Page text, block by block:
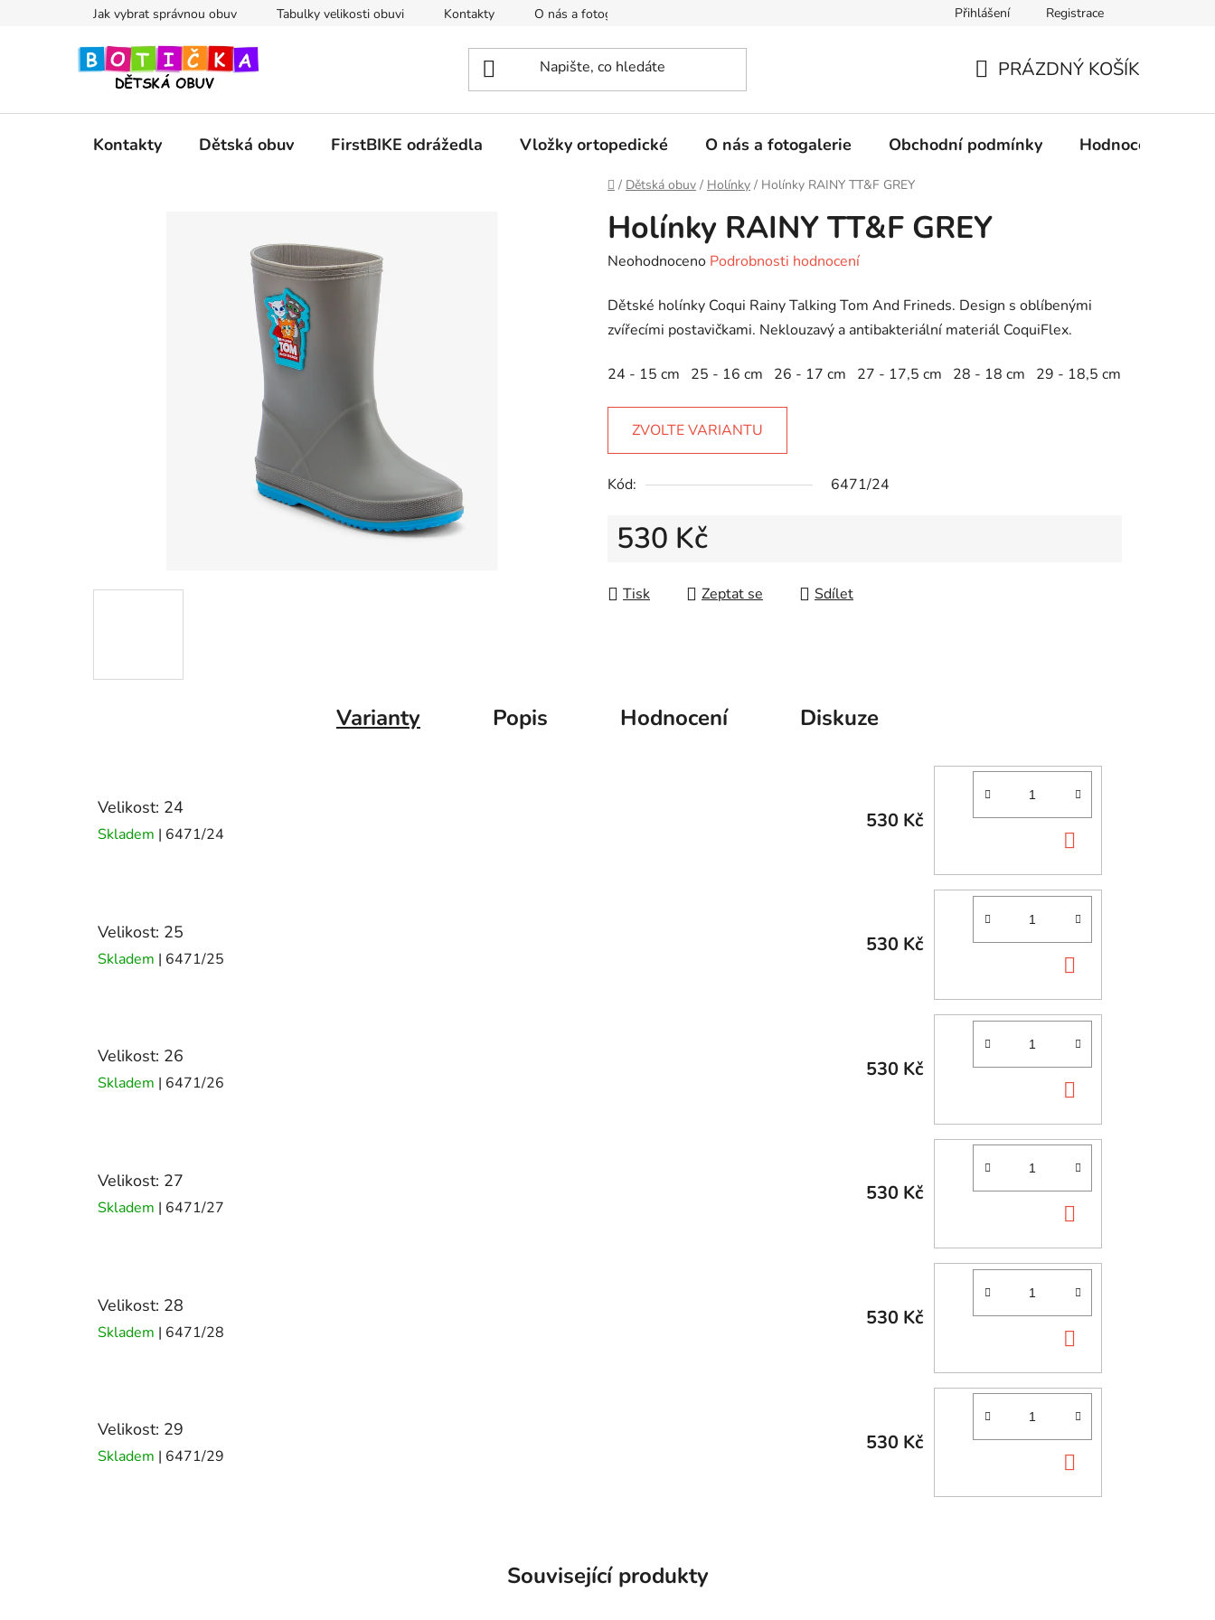
Jak vybrat správnou obuv Tabulky velikosti obuvi Kontakty O nás a fotogalerie Ochrana osobních údajů
Přihlášení Registrace
KOŠÍK
PRÁZDNÝ KOŠÍK
Kontakty Dětská obuv FirstBIKE odrážedla Vložky ortopedické O nás a fotogalerie Obchodní podmínky Hodnocení
Domů
/ Dětská obuv / Holínky / Holínky RAINY TT&F GREY
Holínky RAINY TT&F GREY
Průměrné
produktu
je
z
5
hvězdiček.
Neohodnoceno Podrobnosti hodnocení
Dětské holínky Coqui Rainy Talking Tom And Frineds. Design s oblíbenými
zvířecími postavičkami. Neklouzavý a antibakteriální materiál CoquiFlex.
24 - 15 cm 25 - 16 cm 26 - 17 cm 27 - 17,5 cm 28 - 18 cm 29 - 18,5 cm
ZVOLTE VARIANTU
Kód: 6471/24
530 Kč
Tisk
Zeptat se Sdílet
Varianty Popis Hodnocení Diskuze
Velikost: 24
Skladem | 6471/24
530 Kč
KOŠÍKU
Velikost: 25
Skladem | 6471/25
530 Kč
KOŠÍKU
Velikost: 26
Skladem | 6471/26
530 Kč
KOŠÍKU
Velikost: 27
Skladem | 6471/27
530 Kč
KOŠÍKU
Velikost: 28
Skladem | 6471/28
530 Kč
KOŠÍKU
Velikost: 29
Skladem | 6471/29
530 Kč
KOŠÍKU
Související produkty